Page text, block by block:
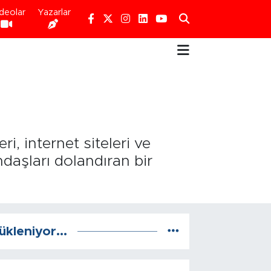
Yazarlar
internet siteleri ve
dolandıran bir